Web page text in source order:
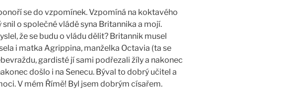
se do vzpomínek. Vzpomíná na koktavého
o společné vládě syna Britannika a mojí.
že se budu o vládu dělit? Britannik musel
i matka Agrippina, manželka Octavia (ta se
gardisté jí sami podřezali žíly a nakonec
došlo i na Senecu. Býval to dobrý učitel a
V mém Římě! Byl jsem dobrým císařem.